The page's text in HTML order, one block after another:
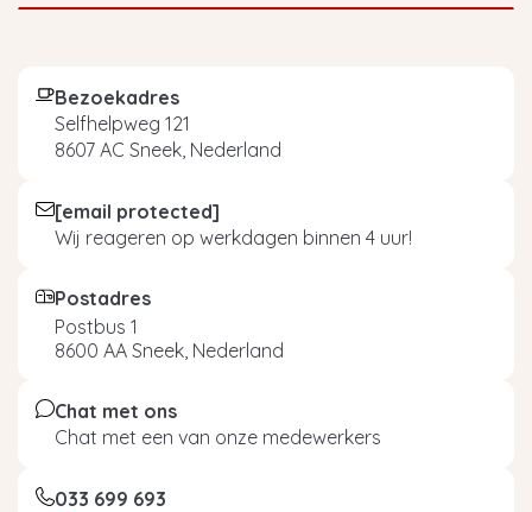
Bezoekadres
Selfhelpweg 121
8607 AC Sneek, Nederland
[email protected]
Wij reageren op werkdagen binnen 4 uur!
Postadres
Postbus 1
8600 AA Sneek, Nederland
Chat met ons
Chat met een van onze medewerkers
033 699 693